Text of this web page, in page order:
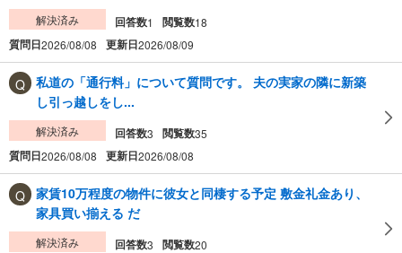
解決済み 回答数1 閲覧数18
質問日2026/08/08 更新日2026/08/09
私道の「通行料」について質問です。 夫の実家の隣に新築
し引っ越しをし...
解決済み 回答数3 閲覧数35
質問日2026/08/08 更新日2026/08/08
家賃10万程度の物件に彼女と同棲する予定 敷金礼金あり、
家具買い揃える だ
解決済み 回答数3 閲覧数20